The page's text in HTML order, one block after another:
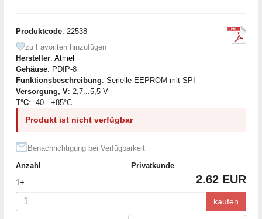
Produktcode: 22538
zu Favoriten hinzufügen
Hersteller: Atmel
Gehäuse: PDIP-8
Funktionsbeschreibung: Serielle EEPROM mit SPI
Versorgung, V: 2,7...5,5 V
T°C: -40...+85°C
Produkt ist nicht verfügbar
Benachrichtigung bei Verfügbarkeit
Anzahl
Privatkunde
1+
2.62 EUR
kaufen